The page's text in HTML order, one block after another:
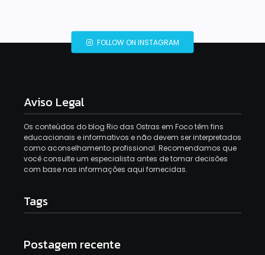
FOLLOW ON INSTAGRAM
Aviso Legal
Os conteúdos do blog Rio das Ostras em Foco têm fins
educacionais e informativos e não devem ser interpretados
como aconselhamento profissional. Recomendamos que
você consulte um especialista antes de tomar decisões
com base nas informações aqui fornecidas.
Tags
Postagem recente